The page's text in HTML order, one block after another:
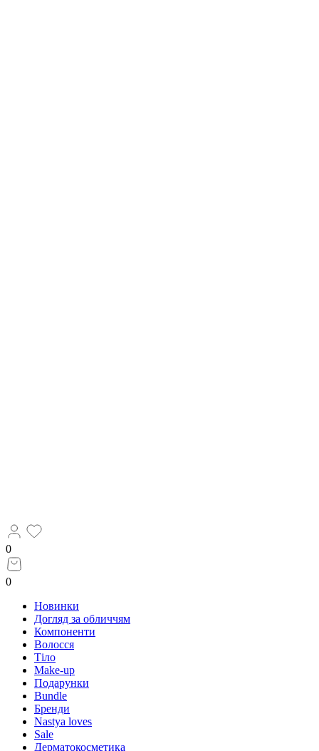
0
0
Новинки
Догляд за обличчям
Компоненти
Волосся
Тіло
Make-up
Подарунки
Bundle
Бренди
Nastya loves
Sale
Дерматокосметика